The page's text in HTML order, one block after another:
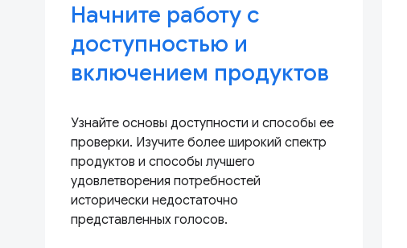
Начните работу с
доступностью и
включением продуктов
Узнайте основы доступности и способы ее
проверки. Изучите более широкий спектр
продуктов и способы лучшего
удовлетворения потребностей
исторически недостаточно
представленных голосов.